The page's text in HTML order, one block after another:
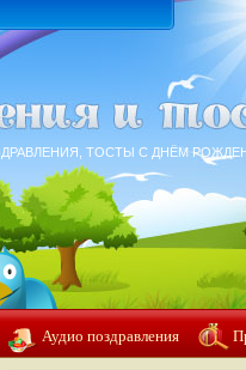
ТОСТЫ С ДНЁМ
Аудио поздравления